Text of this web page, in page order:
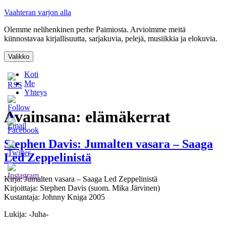
Siirry
Vaahteran varjon alla
Olemme nelihenkinen perhe Paimiosta. Arvioimme meitä
kiinnostavaa kirjallisuutta, sarjakuvia, pelejä, musiikkia ja elokuvia.
Valikko
Koti
Me
Yhteys
Avainsana: elämäkerrat
Stephen Davis: Jumalten vasara – Saaga
Led Zeppelinistä
Kirja: Jumalten vasara – Saaga Led Zeppelinistä
Kirjoittaja: Stephen Davis (suom. Mika Järvinen)
Kustantaja: Johnny Kniga 2005
Lukija: -Juha-